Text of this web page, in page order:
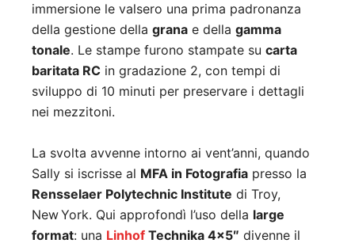
immersione le valsero una prima padronanza
della gestione della grana e della gamma
tonale. Le stampe furono stampate su carta
baritata RC in gradazione 2, con tempi di
sviluppo di 10 minuti per preservare i dettagli
nei mezzitoni.
La svolta avvenne intorno ai vent’anni, quando
Sally si iscrisse al MFA in Fotografia presso la
Rensselaer Polytechnic Institute di Troy,
New York. Qui approfondì l’uso della large
format: una Linhof Technika 4×5″ divenne il